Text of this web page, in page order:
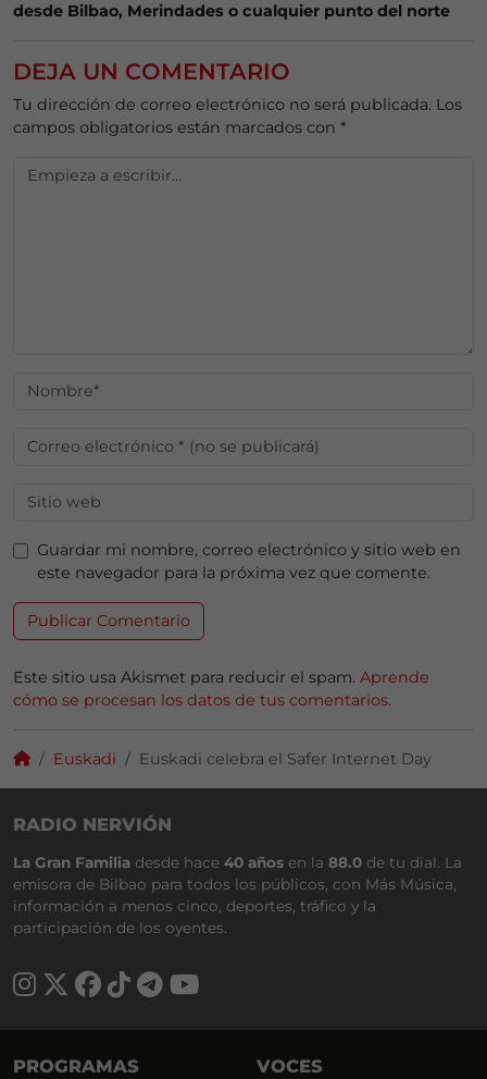
desde Bilbao, Merindades o cualquier punto del norte
DEJA UN COMENTARIO
Tu dirección de correo electrónico no será publicada. Los
campos obligatorios están marcados con *
Guardar mi nombre, correo electrónico y sitio web en
este navegador para la próxima vez que comente.
Este sitio usa Akismet para reducir el spam. Aprende
cómo se procesan los datos de tus comentarios.
Euskadi Euskadi celebra el Safer Internet Day
RADIO NERVIÓN
La Gran Familia desde hace 40 años en la 88.0 de tu dial. La
emisora de Bilbao para todos los públicos, con Más Música,
información a menos cinco, deportes, tráfico y la
participación de los oyentes.
PROGRAMAS VOCES